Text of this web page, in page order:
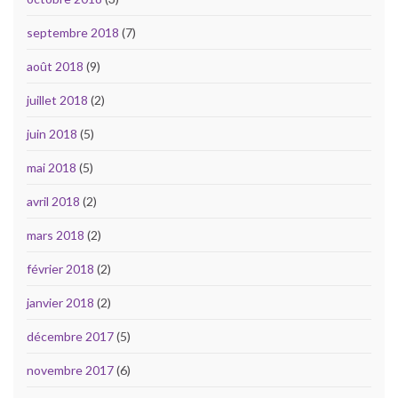
septembre 2018 (7)
août 2018 (9)
juillet 2018 (2)
juin 2018 (5)
mai 2018 (5)
avril 2018 (2)
mars 2018 (2)
février 2018 (2)
janvier 2018 (2)
décembre 2017(5)
novembre 2017(6)